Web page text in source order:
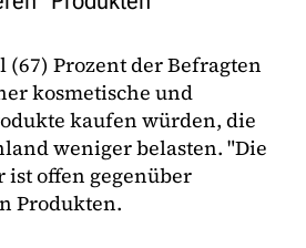
Prozent der Befragten
kosmetische und
kaufen würden, die
weniger belasten. "Die
offen gegenüber
Produkten.